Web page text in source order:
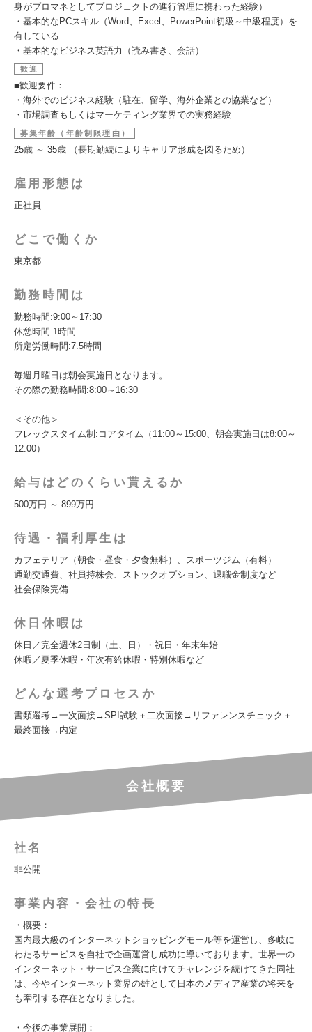
身がプロマネとしてプロジェクトの進行管理に携わった経験）
・基本的なPCスキル（Word、Excel、PowerPoint初級～中級程度）を
有している
・基本的なビジネス英語力（読み書き、会話）
歓迎
■歓迎要件：
・海外でのビジネス経験（駐在、留学、海外企業との協業など）
・市場調査もしくはマーケティング業界での実務経験
募集年齢（年齢制限理由）
25歳 ～ 35歳 （長期勤続によりキャリア形成を図るため）
雇用形態は
正社員
どこで働くか
東京都
勤務時間は
勤務時間:9:00～17:30
休憩時間:1時間
所定労働時間:7.5時間
毎週月曜日は朝会実施日となります。
その際の勤務時間:8:00～16:30
＜その他＞
フレックスタイム制:コアタイム（11:00～15:00、朝会実施日は8:00～
12:00）
給与はどのくらい貰えるか
500万円 ～ 899万円
待遇・福利厚生は
カフェテリア（朝食・昼食・夕食無料）、スポーツジム（有料）
通勤交通費、社員持株会、ストックオプション、退職金制度など
社会保険完備
休日休暇は
休日／完全週休2日制（土、日）・祝日・年末年始
休暇／夏季休暇・年次有給休暇・特別休暇など
どんな選考プロセスか
書類選考→一次面接→SPI試験＋二次面接→リファレンスチェック＋
最終面接→内定
会社概要
社名
非公開
事業内容・会社の特長
・概要：
国内最大級のインターネットショッピングモール等を運営し、多岐に
わたるサービスを自社で企画運営し成功に導いております。世界一の
インターネット・サービス企業に向けてチャレンジを続けてきた同社
は、今やインターネット業界の雄として日本のメディア産業の将来を
も牽引する存在となりました。
・今後の事業展開：